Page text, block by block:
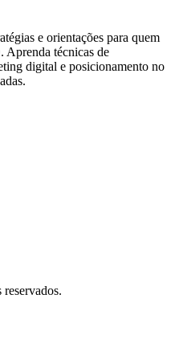
e orientações para quem
Aprenda técnicas de
digital e posicionamento no